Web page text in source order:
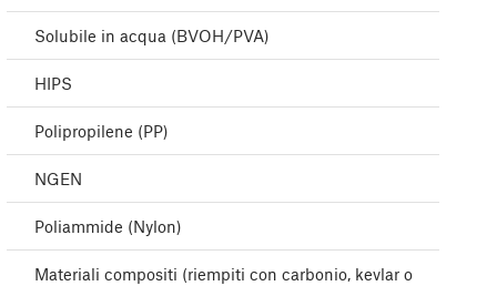
Solubile in acqua (BVOH/PVA)
HIPS
Polipropilene (PP)
NGEN
Poliammide (Nylon)
Materiali compositi (riempiti con carbonio, kevlar o